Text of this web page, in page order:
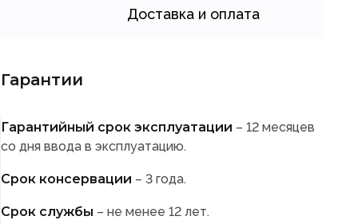
Доставка и оплата
Гарантии
Гарантийный срок эксплуатации – 12 месяцев
со дня ввода в эксплуатацию.
Срок консервации – 3 года.
Срок службы – не менее 12 лет.